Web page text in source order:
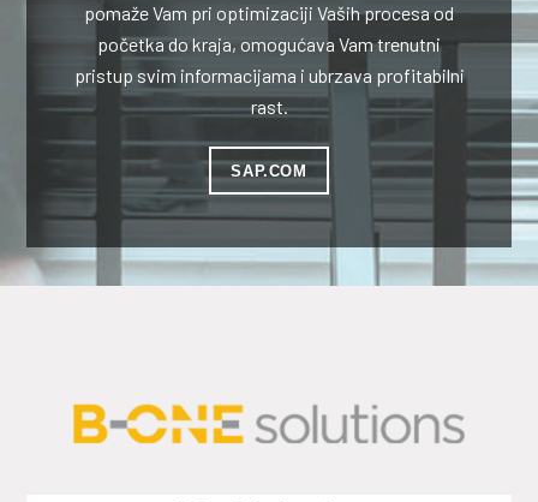
pomaže Vam pri optimizaciji Vaših procesa od
početka do kraja, omogućava Vam trenutni
pristup svim informacijama i ubrzava profitabilni
rast.
SAP.COM